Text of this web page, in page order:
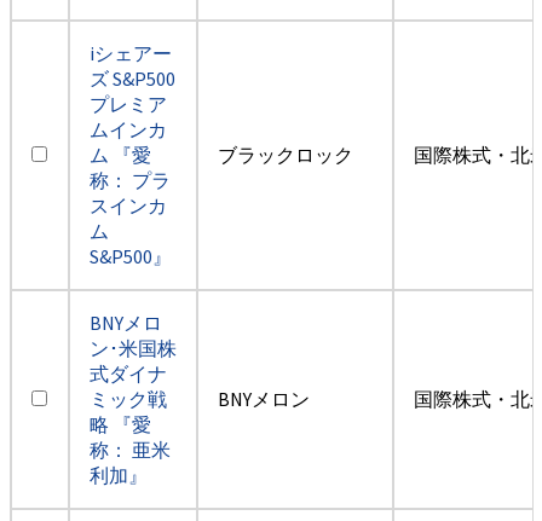
iシェアー
ズ S&P500
プレミア
ムインカ
ム 『愛
称： プラ
スインカ
ム
S&P500』
ブラックロック 国際株式・北
BNYメロ
ン･米国株
式ダイナ
ミック戦
略 『愛
称： 亜米
利加』
BNYメロン 国際株式・北